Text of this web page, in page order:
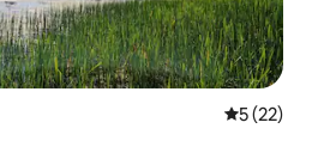
5 (22)